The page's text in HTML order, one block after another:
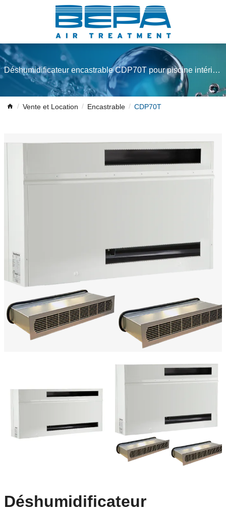
Déshumidificateur encastrable CDP70T pour piscine intérieure
Vente et Location Encastrable CDP70T
Déshumidificateur